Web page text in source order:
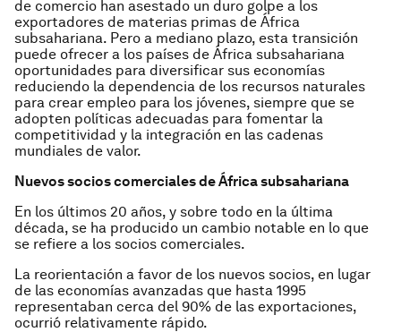
de comercio han asestado un duro golpe a los
exportadores de materias primas de África
subsahariana. Pero a mediano plazo, esta transición
puede ofrecer a los países de África subsahariana
oportunidades para diversificar sus economías
reduciendo la dependencia de los recursos naturales
para crear empleo para los jóvenes, siempre que se
adopten políticas adecuadas para fomentar la
competitividad y la integración en las cadenas
mundiales de valor.
Nuevos socios comerciales de África subsahariana
En los últimos 20 años, y sobre todo en la última
década, se ha producido un cambio notable en lo que
se refiere a los socios comerciales.
La reorientación a favor de los nuevos socios, en lugar
de las economías avanzadas que hasta 1995
representaban cerca del 90% de las exportaciones,
ocurrió relativamente rápido.